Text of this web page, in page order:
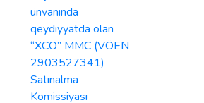
ünvanında
qeydiyyatda olan
“XCO” MMC (VÖEN
2903527341)
Satınalma
Komissiyası